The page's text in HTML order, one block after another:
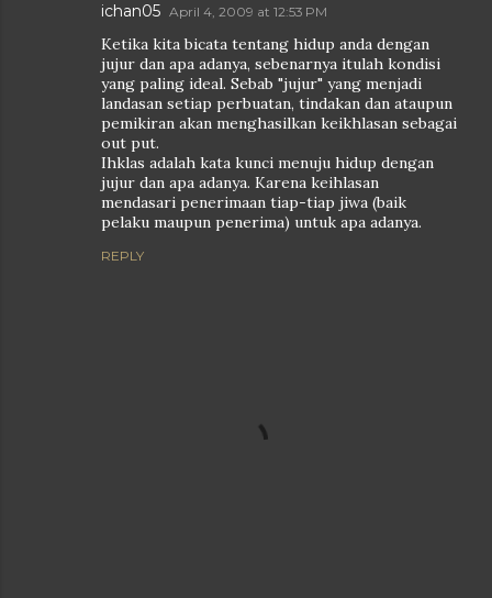
ichan05 April 4, 2009 at 12:53 PM
Ketika kita bicata tentang hidup anda dengan
jujur dan apa adanya, sebenarnya itulah kondisi
yang paling ideal. Sebab "jujur" yang menjadi
landasan setiap perbuatan, tindakan dan ataupun
pemikiran akan menghasilkan keikhlasan sebagai
out put.
Ihklas adalah kata kunci menuju hidup dengan
jujur dan apa adanya. Karena keihlasan
mendasari penerimaan tiap-tiap jiwa (baik
pelaku maupun penerima) untuk apa adanya.
REPLY